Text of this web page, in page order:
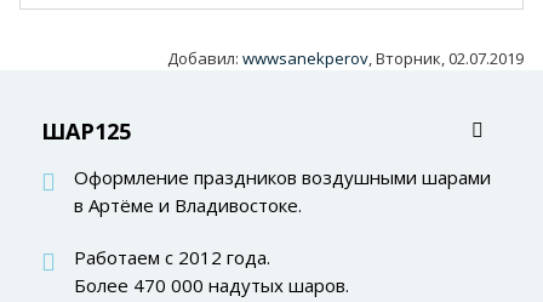
Добавил: wwwsanekperov, Вторник, 02.07.2019
ШАР125
Оформление праздников воздушными шарами
в Артёме и Владивостоке.
Работаем с 2012 года.
Более 470 000 надутых шаров.